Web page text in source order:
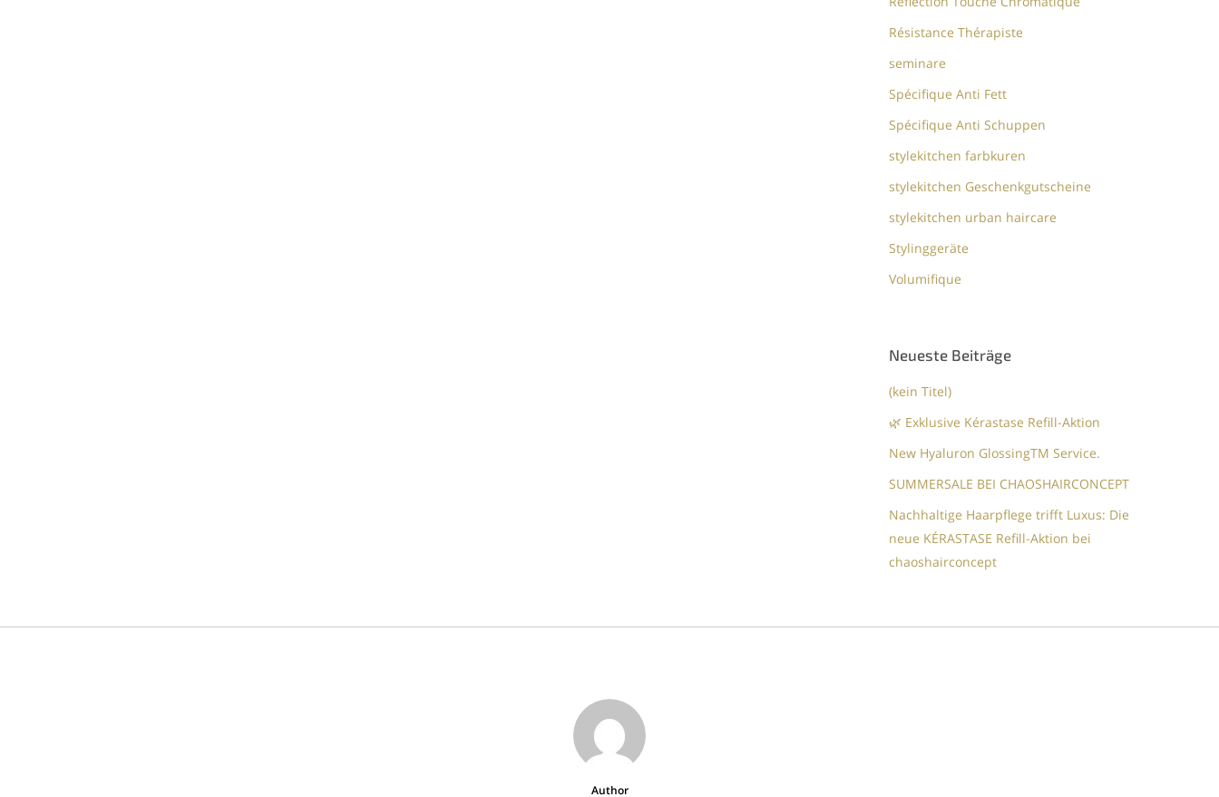
Résistance Thérapiste
seminare
Spécifique Anti Fett
Spécifique Anti Schuppen
stylekitchen farbkuren
stylekitchen Geschenkgutscheine
stylekitchen urban haircare
Stylinggeräte
Volumifique
Neueste Beiträge
(kein Titel)
🌿 Exklusive Kérastase Refill-Aktion
New Hyaluron GlossingTM​ Service.​
SUMMERSALE BEI CHAOSHAIRCONCEPT
Nachhaltige Haarpflege trifft Luxus: Die
neue KÉRASTASE Refill-Aktion bei
chaoshairconcept
Author